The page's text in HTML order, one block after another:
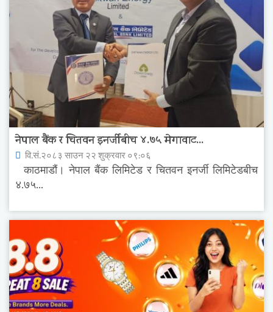
नेपाल बैंक र चितवन इनर्जीबीच ४.७५ मेगावाट...
वि.सं.२०८३ साउन २२ शुक्रवार ०९:०६
काठमाडौं। नेपाल बैंक लिमिटेड र चितवन इनर्जी लिमिटेडबीच
४.७५...